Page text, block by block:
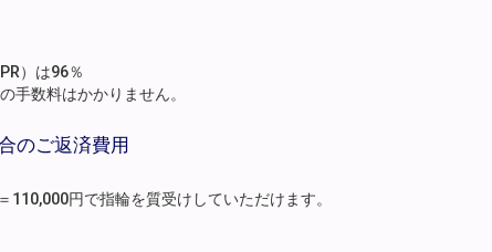
）は96％
手数料はかかりません。
のご返済費用
円で指輪を質受けしていただけます。